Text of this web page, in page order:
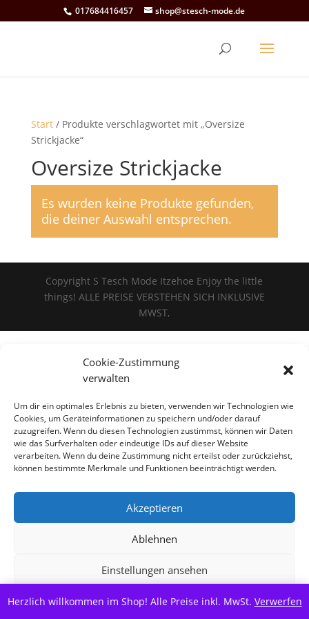
Cookie-Zustimmung
verwalten
Um dir ein optimales Erlebnis zu bieten, verwenden wir Technologien wie
Cookies, um Geräteinformationen zu speichern und/oder darauf
zuzugreifen. Wenn du diesen Technologien zustimmst, können wir Daten
wie das Surfverhalten oder eindeutige IDs auf dieser Website
verarbeiten. Wenn du deine Zustimmung nicht erteilst oder zurückziehst,
können bestimmte Merkmale und Funktionen beeinträchtigt werden.
Akzeptieren
Ablehnen
Einstellungen ansehen
Cookie-RichtlinieDatenschutzerklärung
Herzlich willkommen im Shop! Alle Preise inkl. MwSt. Verwerfen
017684416457 shop@stesch-mode.de
Start/ Produkte verschlagwortet mit „Oversize
Strickjacke“
Oversize Strickjacke
Es wurden keine Produkte gefunden,
die deiner Auswahl entsprechen.
Copyright S Tesch Mode Itzehoe Enjoy the little
things! ALLE PREISE VERSTEHEN SICH INKLUSIVE
MWST,
Alle Preise inkl. der gesetzlichen MwSt.
Vertrag widerrufen